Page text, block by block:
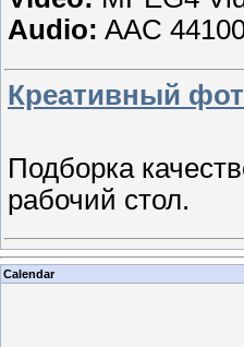
Audio: AAC
Креативный
Подборка
рабочий стол.
Calendar